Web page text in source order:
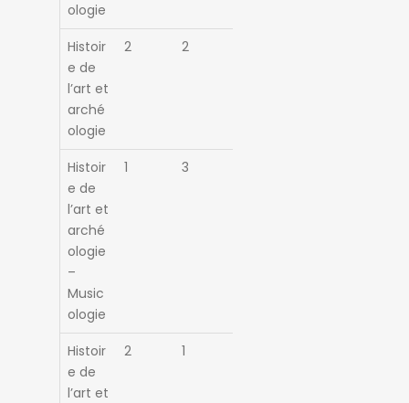
ologie
Histoir
e de
l’art et
arché
ologie
2 2
Histoir
e de
l’art et
arché
ologie
–
Music
ologie
1 3
Histoir
e de
l’art et
2 1